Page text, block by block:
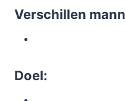
Verschillen
Doel: